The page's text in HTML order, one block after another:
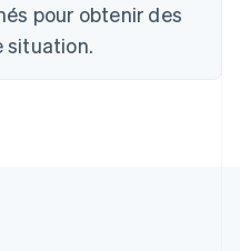
pour obtenir des
situation.